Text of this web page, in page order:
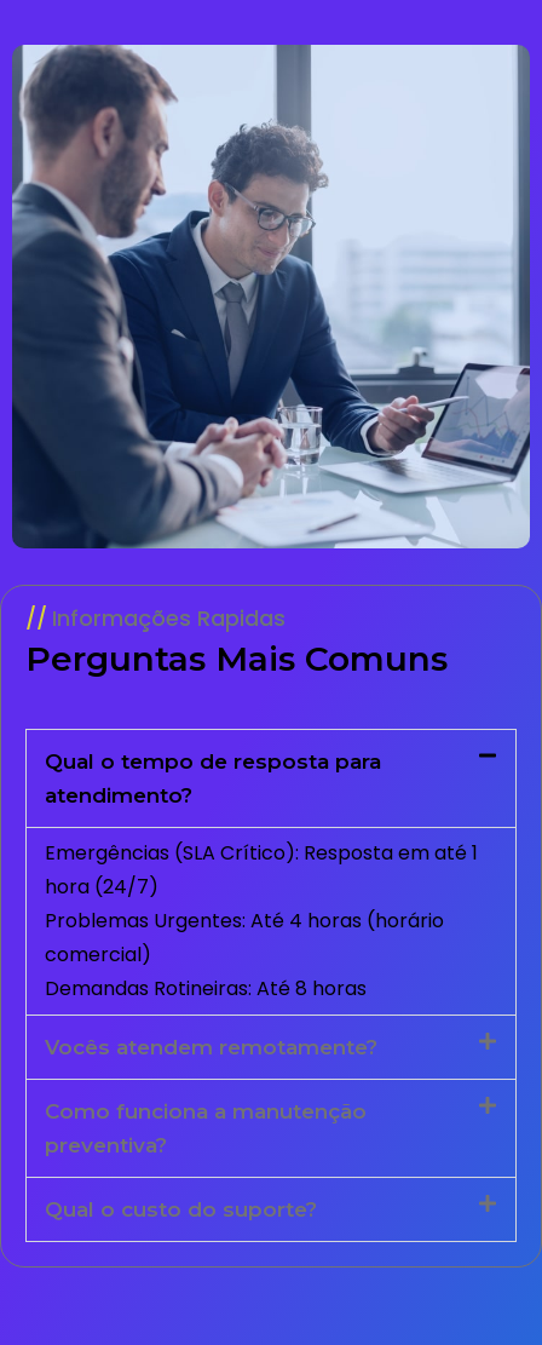
Informações Rapidas
Perguntas Mais Comuns
Qual o tempo de resposta para
atendimento?
Emergências (SLA Crítico): Resposta em até 1
hora (24/7)
Problemas Urgentes: Até 4 horas (horário
comercial)
Demandas Rotineiras: Até 8 horas
Vocês atendem remotamente?
Como funciona a manutenção
preventiva?
Qual o custo do suporte?